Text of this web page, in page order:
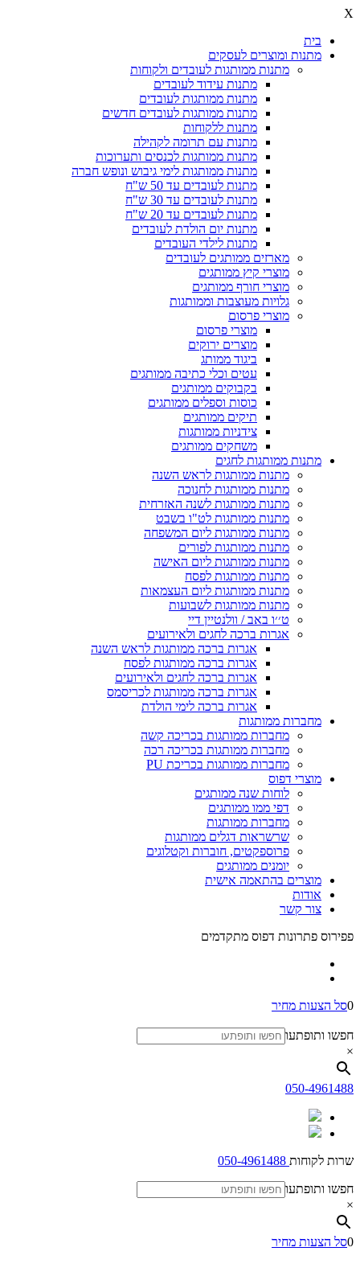
X
בית
מתנות ומוצרים לעסקים
מתנות ממותגות לעובדים ולקוחות
מתנות עידוד לעובדים
מתנות ממותגות לעובדים
מתנות ממותגות לעובדים חדשים
מתנות ללקוחות
מתנות עם תרומה לקהילה
מתנות ממותגות לכנסים ותערוכות
מתנות ממותגות לימי גיבוש ונופש חברה
מתנות לעובדים עד 50 ש"ח
מתנות לעובדים עד 30 ש"ח
מתנות לעובדים עד 20 ש"ח
מתנות יום הולדת לעובדים
מתנות לילדי העובדים
מארזים ממותגים לעובדים
מוצרי קיץ ממותגים
מוצרי חורף ממותגים
גלויות מעוצבות וממותגות
מוצרי פרסום
מוצרי פרסום
מוצרים ירוקים
ביגוד ממותג
עטים וכלי כתיבה ממותגים
בקבוקים ממותגים
כוסות וספלים ממותגים
תיקים ממותגים
צידניות ממותגות
משחקים ממותגים
מתנות ממותגות לחגים
מתנות ממותגות לראש השנה
מתנות ממותגות לחנוכה
מתנות ממותגות לשנה האזרחית
מתנות ממותגות לט"ו בשבט
מתנות ממותגות ליום המשפחה
מתנות ממותגות לפורים
מתנות ממותגות ליום האישה
מתנות ממותגות לפסח
מתנות ממותגות ליום העצמאות
מתנות ממותגות לשבועות
ט׳׳ו באב / וולנטיין דיי
אגרות ברכה לחגים ולאירועים
אגרות ברכה ממותגות לראש השנה
אגרות ברכה ממותגות לפסח
אגרות ברכה לחגים ולאירועים
אגרות ברכה ממותגות לכריסמס
אגרות ברכה לימי הולדת
מחברות ממותגות
מחברות ממותגות בכריכה קשה
מחברות ממותגות בכריכה רכה
מחברות ממותגות בכריכת PU
מוצרי דפוס
לוחות שנה ממותגים
דפי ממו ממותגים
מחברות ממותגות
שרשראות דגלים ממותגות
פרוספקטים, חוברות וקטלוגים
יומנים ממותגים
מוצרים בהתאמה אישית
אודות
צור קשר
פפירוס פתרונות דפוס מתקדמים
0סל הצעות מחיר
חפשו ותופתעו
×
050-4961488
שרות לקוחות
חפשו ותופתעו
×
0סל הצעות מחיר